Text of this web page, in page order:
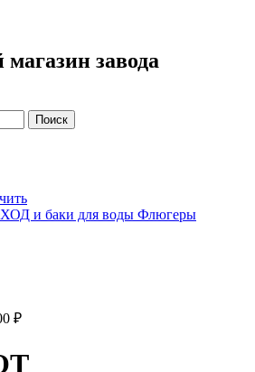
завода
Поиск
и баки для воды Флюгеры
₽